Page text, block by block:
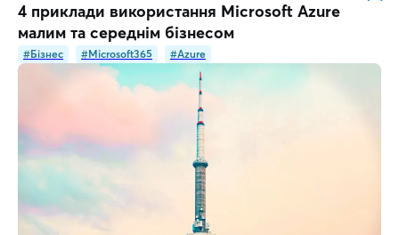
4 приклади використання Microsoft Azure
малим та середнім бізнесом
#Бізнес #Microsoft365 #Azure